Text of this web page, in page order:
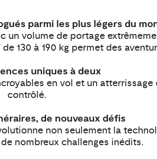
parmi les plus légers du
un volume de portage
130 à 190 kg permet des
uniques à deux
en vol et un
contrôlé.
de nouveaux défis
non seulement la
nombreux challenges inédits.